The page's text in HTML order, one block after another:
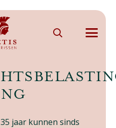
jaar kunnen sinds